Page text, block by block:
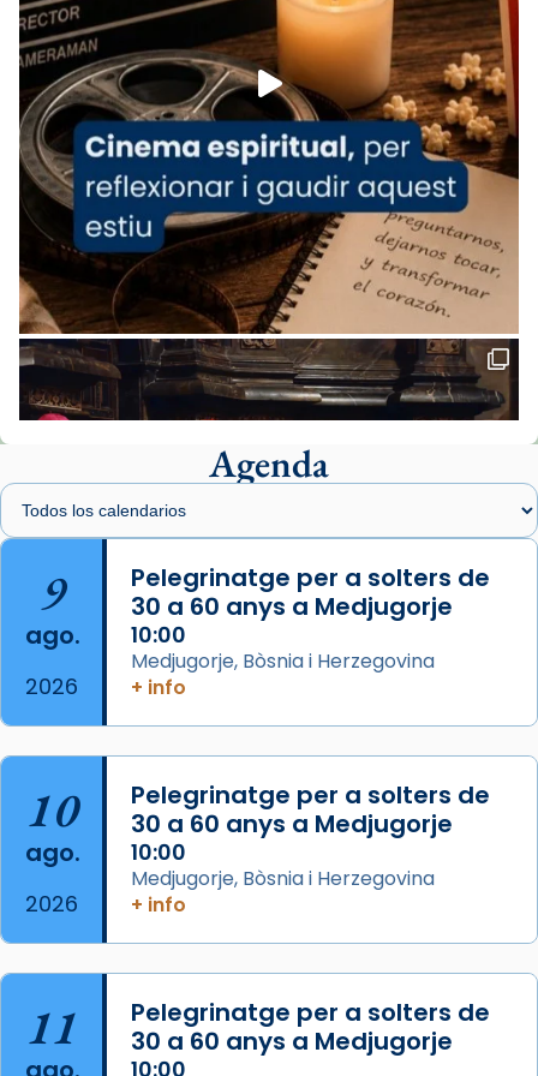
Foto
View on Facebook · Share
Arquebisbat de Barcelona
2 weeks ago
«Avui les santes Juliana i Semproniana ens
ajuden a alçar la mirada»
Mons. Sergi Gordo, bisbe de Tortosa, ha
presidit aquest 27 de juliol la missa de Les
Santes de Mataró.
🔗tinyurl.com/cvu5jmbk
📸 J. Merino
de Barcelona.
2 weeks ago
Aquest dilluns, 27 de juliol, ha tingut lloc la
missa d’acció de gràcies en agraïment al
comitè organitzador de la visita apostòlica
del Sant Pare Lleó XIV a Barcelona, i als
col·laboradors, a la Catedral de Barcelona.
L’arquebisbe de Barcelona, el cardenal Joan
Josep Omella, ha presidit la missa i l’ha
concelebrat el bisbe auxiliar de Barcelona,
Mons. David Abadías.
📸 Dr. G. Simón
Foto
View on Facebook · Share
Agenda
9
ago.
2026
Pelegrinatge per a solters de
30 a 60 anys a Medjugorje
10:00
Medjugorje, Bòsnia i Herzegovina
+ info
10
ago.
2026
Pelegrinatge per a solters de
30 a 60 anys a Medjugorje
10:00
Medjugorje, Bòsnia i Herzegovina
+ info
11
Pelegrinatge per a solters de
30 a 60 anys a Medjugorje
10:00